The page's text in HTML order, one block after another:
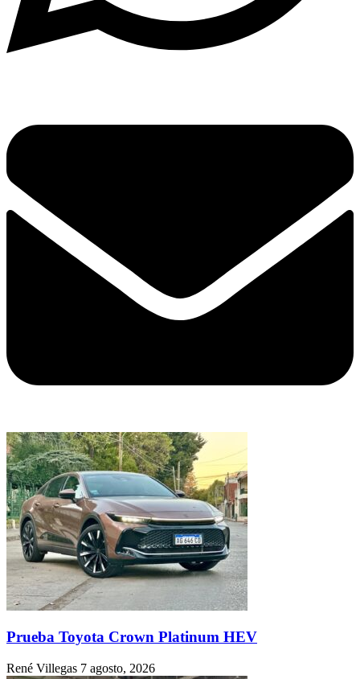
Prueba Toyota Crown Platinum HEV
René Villegas 7 agosto, 2026